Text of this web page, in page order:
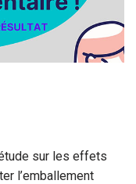
sur les effets
l’emballement